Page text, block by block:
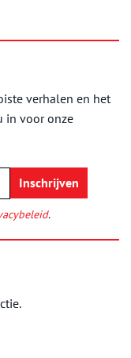
verhalen en het
in voor onze
.